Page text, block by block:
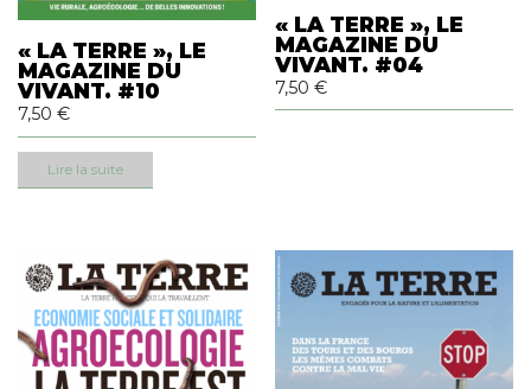
« LA TERRE », LE
MAGAZINE DU
VIVANT. #10
7,50 €
Lire la suite
« LA TERRE », LE
MAGAZINE DU
VIVANT. #04
7,50€